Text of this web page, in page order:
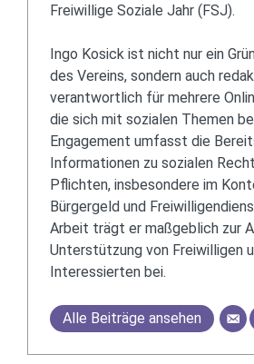
Freiwillige Soziale Jahr (FSJ).
Ingo Kosick ist nicht nur ein
des Vereins, sondern auch
verantwortlich für mehrere
die sich mit sozialen Themen
Engagement umfasst die
Informationen zu sozialen
Pflichten, insbesondere im
Bürgergeld und
Arbeit trägt er maßgeblich zur
Unterstützung von Freiwilligen
Interessierten bei.
Alle Beiträge ansehen